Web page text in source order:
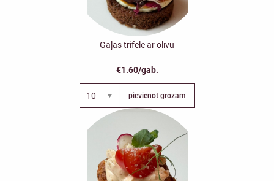
Gaļas trifele ar olīvu
€1.60/gab.
pievienot grozam